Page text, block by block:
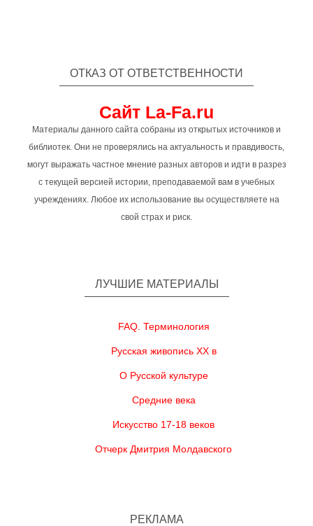
ОТКАЗ ОТ ОТВЕТСТВЕННОСТИ
Сайт La-Fa.ru
Материалы данного сайта собраны из открытых источников и
библиотек. Они не проверялись на актуальность и правдивость,
могут выражать частное мнение разных авторов и идти в разрез
с текущей версией истории, преподаваемой вам в учебных
учреждениях. Любое их использование вы осуществляете на
свой страх и риск.
ЛУЧШИЕ МАТЕРИАЛЫ
FAQ. Терминология
Русская живопись XX в
О Русской культуре
Средние века
Искусство 17-18 веков
Отчерк Дмитрия Молдавского
РЕКЛАМА